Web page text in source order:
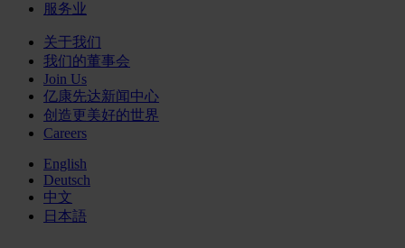
服务业
关于我们
我们的董事会
Join Us
亿康先达新闻中心
创造更美好的世界
Careers
English
Deutsch
中文
日本語